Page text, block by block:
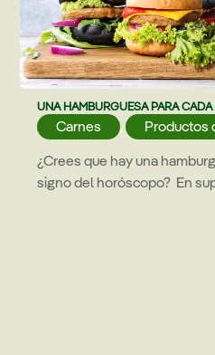
UNA HAMBURGUESA PARA
Carnes ,
Productos
¿Crees que hay una
signo del horóscopo? En